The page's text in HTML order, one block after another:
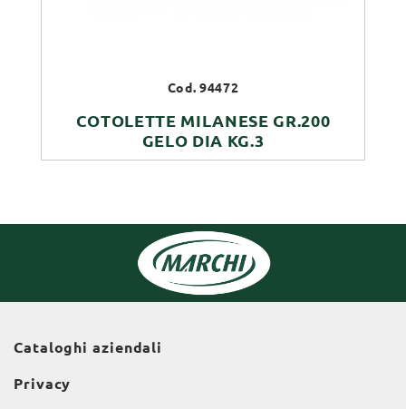
Cod. 94472
COTOLETTE MILANESE GR.200
GELO DIA KG.3
Cataloghi aziendali
Privacy